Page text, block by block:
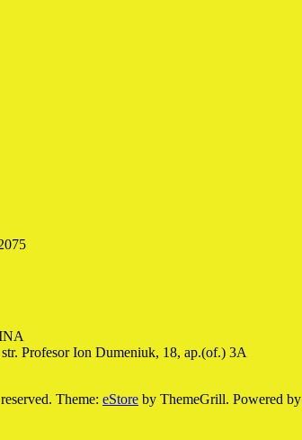
Profesor Ion Dumeniuk, 18, ap.(of.) 3A
Theme: eStore by ThemeGrill. Powered by